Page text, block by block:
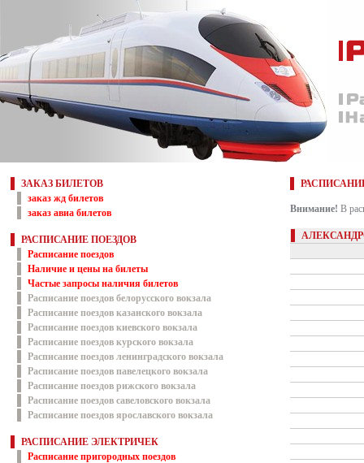
ЗАКАЗ БИЛЕТОВ
заказ жд билетов
заказ авиа билетов
РАСПИСАНИЕ ПОЕЗДОВ
Расписание поездов
Наличие и цены на билеты
Частые запросы наличия билетов
Расписание поездов белорусского вокзала
Расписание поездов казанского вокзала
Расписание поездов киевского вокзала
Расписание поездов курского вокзала
Расписание поездов ленинградского вокзала
Расписание поездов павелецкого вокзала
Расписание поездов рижского вокзала
Расписание поездов савеловского вокзала
Расписание поездов ярославского вокзала
РАСПИСАНИЕ ЭЛЕКТРИЧЕК
Расписание пригородных поездов
Внимание! В